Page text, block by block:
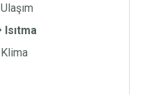
Ulaşım
Isıtma
Klima